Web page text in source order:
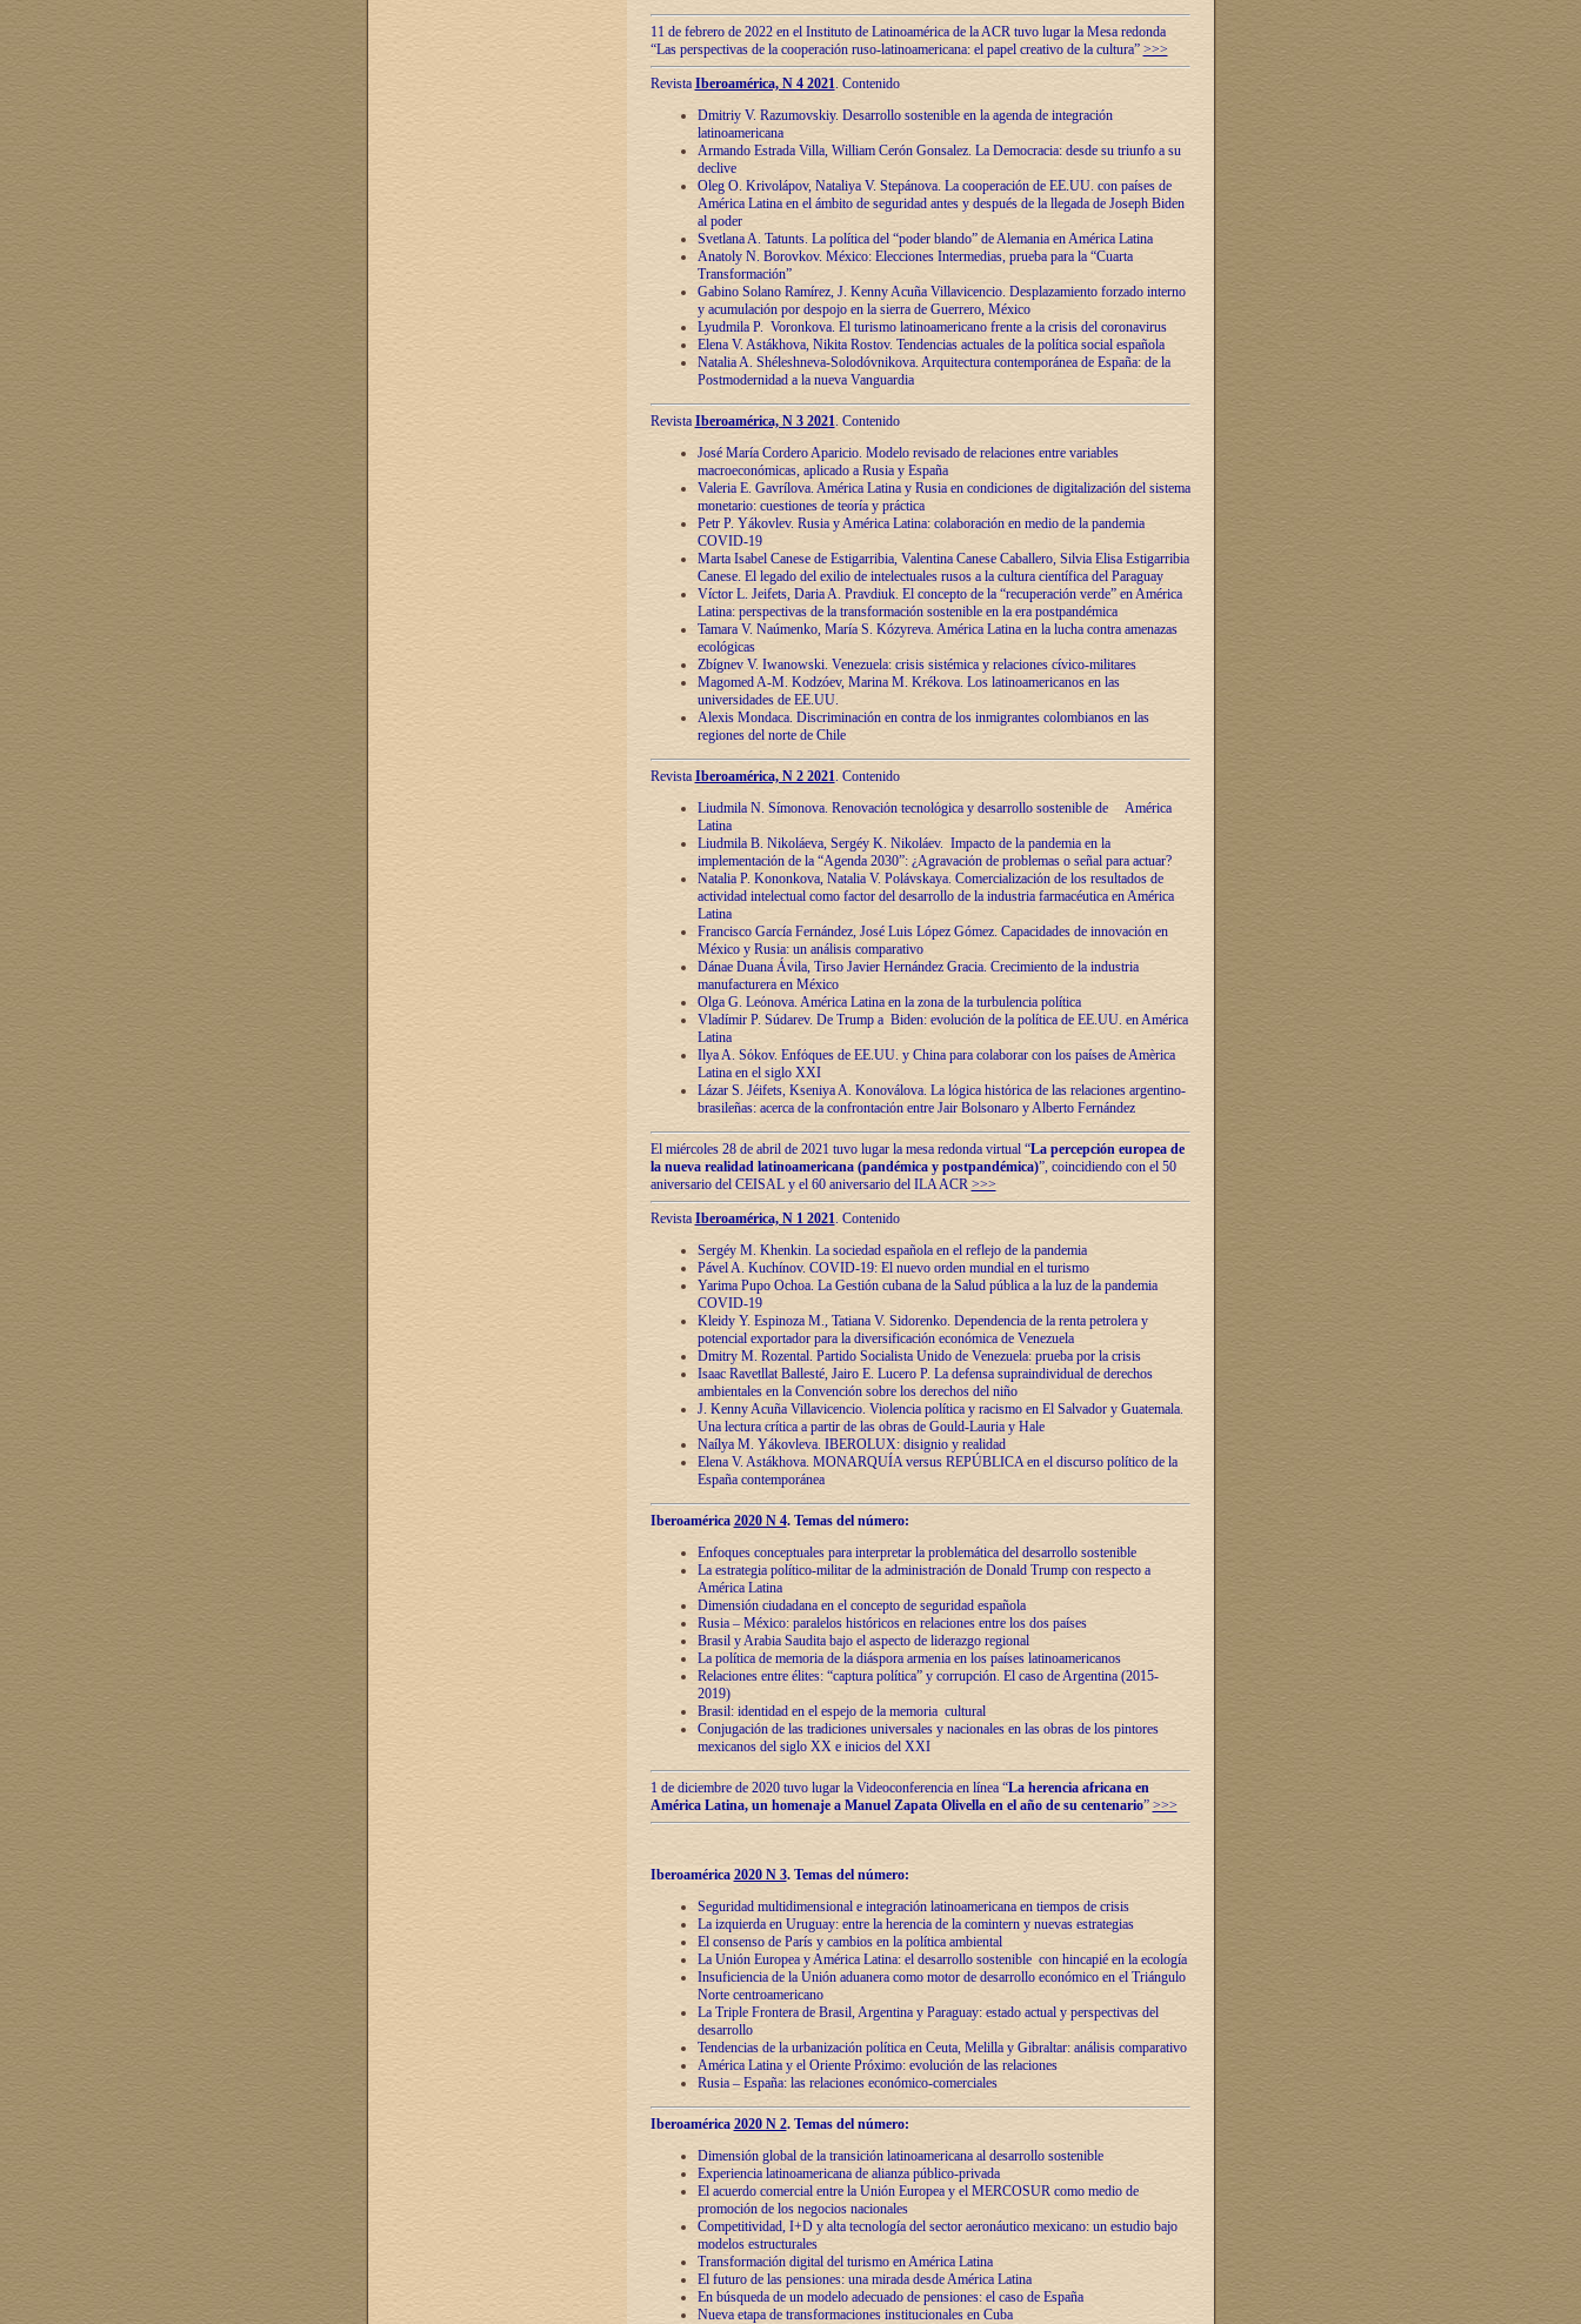
11 de febrero de 2022 en el Instituto de Latinoamérica de la ACR tuvo lugar la Mesa redonda
“Las perspectivas de la cooperación ruso-latinoamericana: el papel creativo de la cultura” >>>
Revista Iberoamérica, N 4 2021. Contenido
Dmitriy V. Razumovskiy. Desarrollo sostenible en la agenda de integración
latinoamericana
Armando Estrada Villa, William Cerón Gonsalez. La Democracia: desde su triunfo a su
declive
Oleg O. Krivolápov, Nataliya V. Stepánova. La cooperación de EE.UU. con países de
América Latina en el ámbito de seguridad antes y después de la llegada de Joseph Biden
al poder
Svetlana A. Tatunts. La política del “poder blando” de Alemania en América Latina
Anatoly N. Borovkov. México: Elecciones Intermedias, prueba para la “Cuarta
Transformación”
Gabino Solano Ramírez, J. Kenny Acuña Villavicencio. Desplazamiento forzado interno
y acumulación por despojo en la sierra de Guerrero, México
Lyudmila P. Voronkova. El turismo latinoamericano frente a la crisis del coronavirus
Elena V. Astákhova, Nikita Rostov. Tendencias actuales de la política social española
Natalia A. Shéleshneva-Solodóvnikova. Arquitectura contemporánea de España: de la
Postmodernidad a la nueva Vanguardia
Revista Iberoamérica, N 3 2021. Contenido
José María Cordero Aparicio. Modelo revisado de relaciones entre variables
macroeconómicas, aplicado a Rusia y España
Valeria E. Gavrílova. América Latina y Rusia en condiciones de digitalización del sistema
monetario: cuestiones de teoría y práctica
Petr P. Yákovlev. Rusia y América Latina: colaboración en medio de la pandemia
COVID-19
Marta Isabel Canese de Estigarribia, Valentina Canese Caballero, Silvia Elisa Estigarribia
Canese. El legado del exilio de intelectuales rusos a la cultura científica del Paraguay
Víctor L. Jeifets, Daria A. Pravdiuk. El concepto de la “recuperación verde” en América
Latina: perspectivas de la transformación sostenible en la era postpandémica
Tamara V. Naúmenko, María S. Kózyreva. América Latina en la lucha contra amenazas
ecológicas
Zbígnev V. Iwanowski. Venezuela: crisis sistémica y relaciones cívico-militares
Magomed A-M. Kodzóev, Marina M. Krékova. Los latinoamericanos en las
universidades de EE.UU.
Alexis Mondaca. Discriminación en contra de los inmigrantes colombianos en las
regiones del norte de Chile
RevistaIberoamérica, N 2 2021. Contenido
Liudmila N. Símonova. Renovaciόn tecnolόgica y desarrollo sostenible de América
Latina
Liudmila B. Nikoláeva, Sergéy K. Nikoláev. Impacto de la pandemia en la
implementaciόn de la “Agenda 2030”: ¿Agravaciόn de problemas o señal para actuar?
Natalia P. Kononkova, Natalia V. Polávskaya. Comercializaciόn de los resultados de
actividad intelectual como factor del desarrollo de la industria farmacéutica en América
Latina
Francisco García Fernández, José Luis López Gómez. Capacidades de innovaciόn en
México y Rusia: un análisis comparativo
Dánae Duana Ávila, Tirso Javier Hernández Gracia. Crecimiento de la industria
manufacturera en México
Olga G. Leόnova. América Latina en la zona de la turbulencia política
Vladímir P. Súdarev. De Trump a Biden: evoluciόn de la política de EE.UU. en América
Latina
Ilya A. Sόkov. Enfόques de EE.UU. y China para colaborar con los países de Amèrica
Latina en el siglo XXI
Lázar S. Jéifets, Kseniya A. Konoválova. La lόgica histόrica de las relaciones argentino-
brasileñas: acerca de la confrontaciόn entre Jair Bolsonaro y Alberto Fernández
El miércoles 28 de abril de 2021 tuvo lugar la mesa redonda virtual “La percepción europea de
la nueva realidad latinoamericana (pandémica y postpandémica)”, coincidiendo con el 50
aniversario del CEISAL y el 60 aniversario del ILA ACR >>>
Revista Iberoamérica, N 1 2021. Contenido
Sergéy M. Khenkin. La sociedad española en el reflejo de la pandemia
Pável A. Kuchínov. COVID-19: El nuevo orden mundial en el turismo
Yarima Pupo Ochoa. La Gestión cubana de la Salud pública a la luz de la pandemia
COVID-19
Kleidy Y. Espinoza M., Tatiana V. Sidorenko. Dependencia de la renta petrolera y
potencial exportador para la diversificación económica de Venezuela
Dmitry M. Rozental. Partido Socialista Unido de Venezuela: prueba por la crisis
Isaac Ravetllat Ballesté, Jairo E. Lucero P. La defensa supraindividual de derechos
ambientales en la Convención sobre los derechos del niño
J. Kenny Acuña Villavicencio. Violencia política y racismo en El Salvador y Guatemala.
Una lectura crítica a partir de las obras de Gould-Lauria y Hale
Naílya M. Yákovleva. IBEROLUX: disignio y realidad
Elena V. Astákhova. MONARQUÍA versus REPÚBLICA en el discurso político de la
España contemporánea
Iberoamérica 2020 N 4. Temas del número:
Enfoques conceptuales para interpretar la problemática del desarrollo sostenible
La estrategia político-militar de la administración de Donald Trump con respecto a
América Latina
Dimensión ciudadana en el concepto de seguridad española
Rusia – México: paralelos históricos en relaciones entre los dos países
Brasil y Arabia Saudita bajo el aspecto de liderazgo regional
La política de memoria de la diáspora armenia en los países latinoamericanos
Relaciones entre élites: “captura política” y corrupción. El caso de Argentina (2015-
2019)
Brasil: identidad en el espejo de la memoria cultural
Conjugación de las tradiciones universales y nacionales en las obras de los pintores
mexicanos del siglo XX e inicios del XXI
1 de diciembre de 2020 tuvo lugar la Videoconferencia en línea “La herencia africana en
América Latina, un homenaje a Manuel Zapata Olivella en el año de su centenario” >>>
Iberoamérica 2020 N 3.Temas del número:
Seguridad multidimensional e integración latinoamericana en tiempos de crisis
La izquierda en Uruguay: entre la herencia de lа comintern y nuevas estrategias
El consenso de París y cambios en la política ambiental
La Unión Europea y América Latina: el desarrollo sostenible con hincapié en la ecología
Insuficiencia de la Unión aduanera como motor de desarrollo económico en el Triángulo
Norte centroamericano
La Triple Frontera de Brasil, Argentina y Paraguay: estado actual y perspectivas del
desarrollo
Tendencias de la urbanización política en Ceuta, Melilla y Gibraltar: análisis comparativo
América Latina y el Oriente Próximo: evolución de las relaciones
Rusia – España: las relaciones económico-comerciales
Iberoamérica 2020 N 2.Temas del número:
Dimensión global de la transición latinoamericana al desarrollo sostenible
Experiencia latinoamericana de alianza público-privada
El acuerdo comercial entre la Unión Europea y el MERCOSUR como medio de
promoción de los negocios nacionales
Competitividad, I+D y alta tecnología del sector aeronáutico mexicano: un estudio bajo
modelos estructurales
Transformación digital del turismo en América Latina
El futuro de las pensiones: una mirada desde América Latina
En búsqueda de un modelo adecuado de pensiones: el caso de España
Nueva etapa de transformaciones institucionales en Cuba